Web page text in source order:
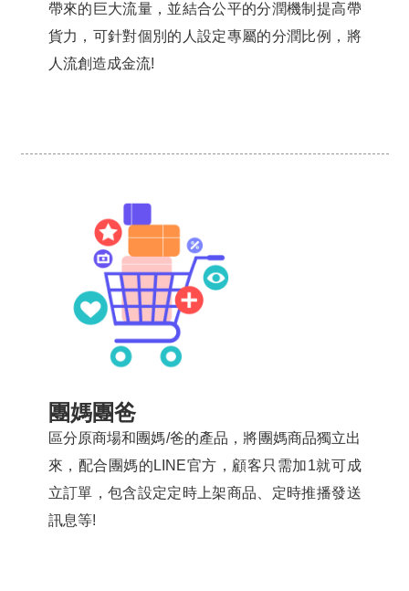
帶來的巨大流量，並結合公平的分潤機制提高帶
貨力，可針對個別的人設定專屬的分潤比例，將
人流創造成金流!
團媽團爸
區分原商場和團媽/爸的產品，將團媽商品獨立出
來，配合團媽的LINE官方，顧客只需加1就可成
立訂單，包含設定定時上架商品、定時推播發送
訊息等!